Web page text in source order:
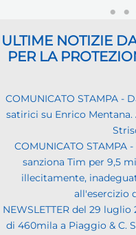
ULTIME NOTIZIE
PER LA
COMUNICATO STAMPA -
satirici su Enrico
COMUNICATO STAMPA
sanziona Tim per 9,5
illecitamente,
all'esercizio
NEWSLETTER del 29
di 460mila a Piaggio & C.